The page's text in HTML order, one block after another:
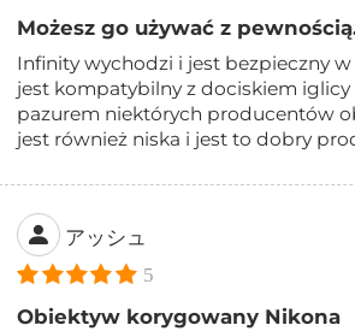
Możesz go używać z
Infinity wychodzi i jest bezpieczny
jest kompatybilny z dociskiem iglicy
pazurem niektórych producentów
jest również niska i jest to dobry
アッシュ
5
Obiektyw korygowany Nikona